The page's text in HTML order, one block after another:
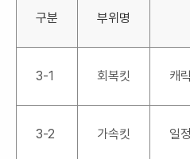
구분 부위명
3-1 회복킷 캐
3-2 가속킷 일